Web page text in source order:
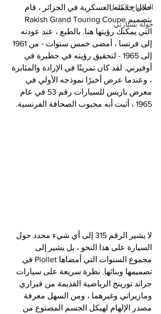
المصباح الكامل
جولة بسيارتي
خلال خدمته العسكرية في الجزائر ، قام
التي يمكنك رؤيتها هنا. بالطبع ، عند عودته
إلى 1965 - لتحقيق رؤيته في حظيرة في
أوفيرني. لقد كان تمرينًا في الإرادة والمثابرة
، وعندما عرض أخيرًا نموذجه الأولي في
معرض باريس للسيارات رقم 53 في عام
1965 ، أثبت أنه محبوب الصحافة الفرنسية.
لا يشير الرقم 315 إلى أي شيء محدد حول
السيارة على هذا النحو ، بل يشير إلى
مجموع السنوات التي أمضاها Piollet في
تصميمها وبنائها. نظرة سريعة على سيارات
جراند تورينج الرياضية القديمة من فيراري
ومازيراتي وغيرهما ، ومن السهل معرفة
مصدر الإلهام لهيكل الجسم المصنوع من